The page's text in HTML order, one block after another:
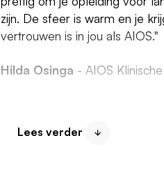
zijn. De sfeer is warm en je
vertrouwen is in jou als AIOS."
Hilda Osinga - AIOS
Je bent een BIG-
Lees verder